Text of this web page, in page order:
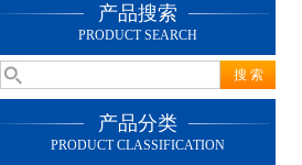
产品搜索
PRODUCT SEARCH
产品分类
PRODUCT CLASSIFICATION